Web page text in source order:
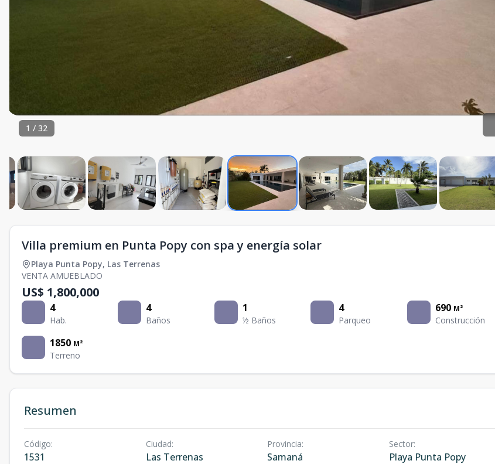
1 / 32
Villa premium en Punta Popy con spa y energía solar
Playa Punta Popy, Las Terrenas
VENTA AMUEBLADO
US$ 1,800,000
4
Hab.
4
Baños
1
½ Baños
4
Parqueo
690 M²
Construcción
1850 M²
Terreno
Resumen
Código:
1531
Ciudad:
Las Terrenas
Provincia:
Samaná
Sector:
Playa Punta Popy